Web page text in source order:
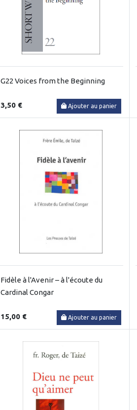
G22 Voices from the Beginning
3,50 € Ajouter au panier
Fidèle à l'Avenir – à l'écoute du
Cardinal Congar
15,00 € Ajouter au panier